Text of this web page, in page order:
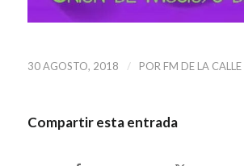
30 AGOSTO, 2018 / POR FM DE LA CALLE
Compartir esta entrada